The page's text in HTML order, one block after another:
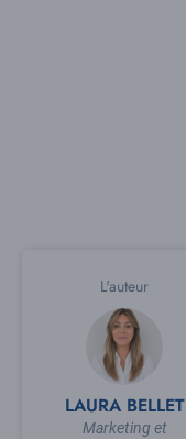
L'auteur
LAURA BELLET
Marketing et